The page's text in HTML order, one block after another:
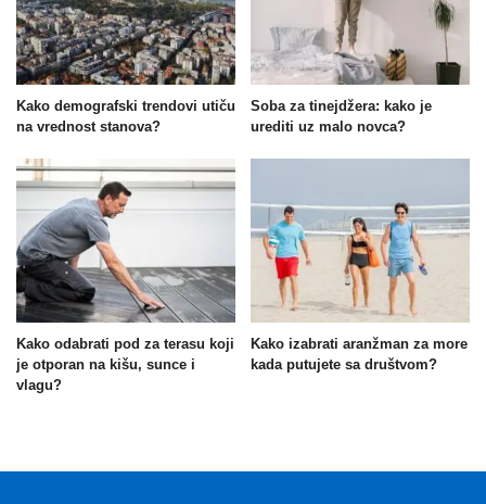
Kako demografski trendovi utiču
na vrednost stanova?
Soba za tinejdžera: kako je
urediti uz malo novca?
Kako odabrati pod za terasu koji
je otporan na kišu, sunce i
vlagu?
Kako izabrati aranžman za more
kada putujete sa društvom?